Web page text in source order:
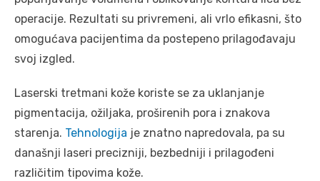
operacije. Rezultati su privremeni, ali vrlo efikasni, što
omogućava pacijentima da postepeno prilagođavaju
svoj izgled.
Laserski tretmani kože koriste se za uklanjanje
pigmentacija, ožiljaka, proširenih pora i znakova
starenja. Tehnologija je znatno napredovala, pa su
današnji laseri precizniji, bezbedniji i prilagođeni
različitim tipovima kože.